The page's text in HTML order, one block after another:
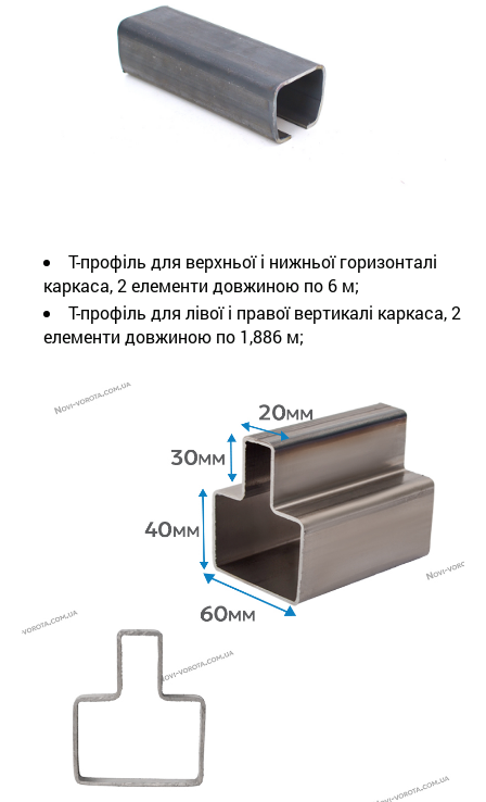
Т-профіль для верхньої і нижньої горизонталі
каркаса, 2 елементи довжиною по 6 м;
Т-профіль для лівої і правої вертикалі каркаса, 2
елементи довжиною по 1,886 м;